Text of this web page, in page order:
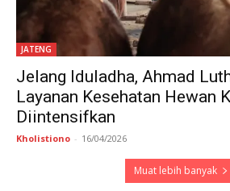
JATENG
Jelang Iduladha, Ahmad
Layanan Kesehatan Hewan
Diintensifkan
Kholistiono - 16/04/2026
Muat lebih banyak